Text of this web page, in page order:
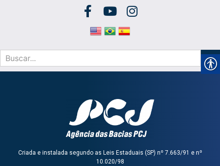
Criada e instalada segundo as Leis Estaduais (SP) nº 7.663/91 e nº
10.020/98